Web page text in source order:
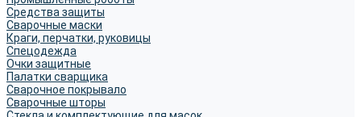
Средства защиты
Сварочные маски
Краги, перчатки, руковицы
Спецодежда
Очки защитные
Палатки сварщика
Сварочное покрывало
Сварочные шторы